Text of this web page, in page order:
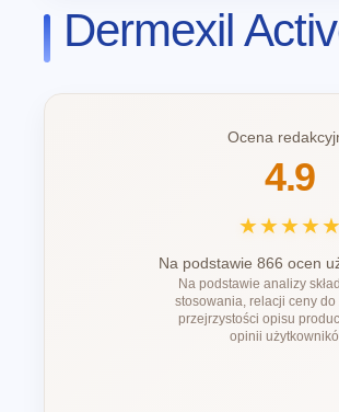
Dermexil
Ocena
4.9
★★★★★
Na podstawie 866 ocen
Na podstawie analizy
stosowania, relacji ceny do
przejrzystości opisu
opinii